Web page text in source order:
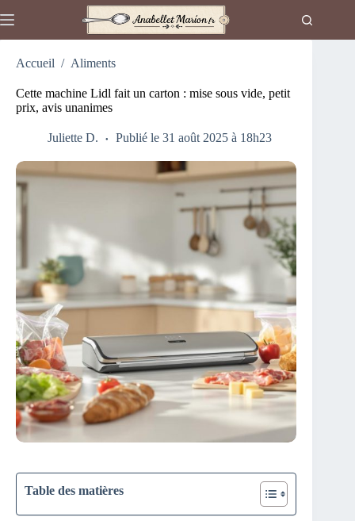
au
Accueil / Aliments
Cette machine Lidl fait un carton : mise sous vide, petit
prix, avis unanimes
Juliette D. Publié le 31 août 2025 à 18h23
Table des matières